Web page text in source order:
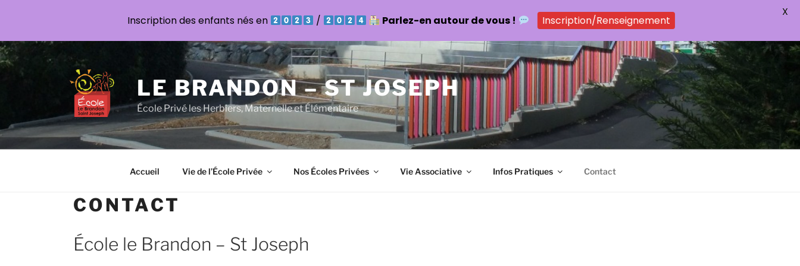
Aller
au
contenu
LE BRANDON – ST JOSEPH
École Privé les Herbiers, Maternelle et Élémentaire
Accueil Vie de l’École Privée Nos Écoles Privées Vie Associative Infos Pratiques Contact
CONTACT
École le Brandon – St Joseph
Inscription des enfants nés en / Parlez-en autour de vous ! Inscription/Renseignement
X